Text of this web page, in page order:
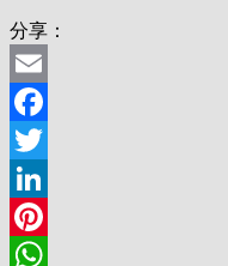
分享：
Email
Facebook
Twitter
LinkedIn
Pinterest